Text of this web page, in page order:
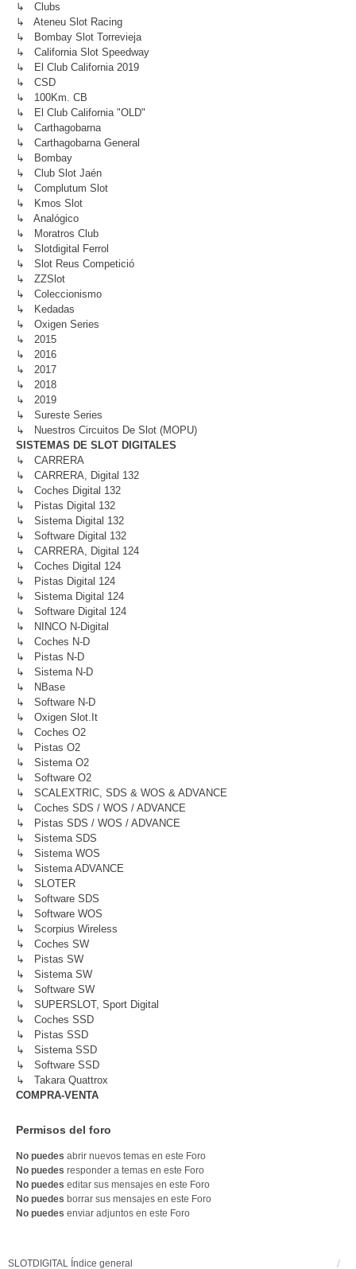
↳ Clubs
↳ Ateneu Slot Racing
↳ Bombay Slot Torrevieja
↳ California Slot Speedway
↳ El Club California 2019
↳ CSD
↳ 100Km. CB
↳ El Club California "OLD"
↳ Carthagobarna
↳ Carthagobarna General
↳ Bombay
↳ Club Slot Jaén
↳ Complutum Slot
↳ Kmos Slot
↳ Analógico
↳ Moratros Club
↳ Slotdigital Ferrol
↳ Slot Reus Competició
↳ ZZSlot
↳ Coleccionismo
↳ Kedadas
↳ Oxigen Series
↳ 2015
↳ 2016
↳ 2017
↳ 2018
↳ 2019
↳ Sureste Series
↳ Nuestros Circuitos De Slot (MOPU)
SISTEMAS DE SLOT DIGITALES
↳ CARRERA
↳ CARRERA, Digital 132
↳ Coches Digital 132
↳ Pistas Digital 132
↳ Sistema Digital 132
↳ Software Digital 132
↳ CARRERA, Digital 124
↳ Coches Digital 124
↳ Pistas Digital 124
↳ Sistema Digital 124
↳ Software Digital 124
↳ NINCO N-Digital
↳ Coches N-D
↳ Pistas N-D
↳ Sistema N-D
↳ NBase
↳ Software N-D
↳ Oxigen Slot.it
↳ Coches O2
↳ Pistas O2
↳ Sistema O2
↳ Software O2
↳ SCALEXTRIC, SDS & WOS & ADVANCE
↳ Coches SDS / WOS / ADVANCE
↳ Pistas SDS / WOS / ADVANCE
↳ Sistema SDS
↳ Sistema WOS
↳ Sistema ADVANCE
↳ SLOTER
↳ Software SDS
↳ Software WOS
↳ Scorpius Wireless
↳ Coches SW
↳ Pistas SW
↳ Sistema SW
↳ Software SW
↳ SUPERSLOT, Sport Digital
↳ Coches SSD
↳ Pistas SSD
↳ Sistema SSD
↳ Software SSD
↳ Takara Quattrox
COMPRA-VENTA
Permisos del foro
No puedes abrir nuevos temas en este Foro
No puedes responder a temas en este Foro
No puedes editar sus mensajes en este Foro
No puedes borrar sus mensajes en este Foro
No puedes enviar adjuntos en este Foro
SLOTDIGITAL Índice general